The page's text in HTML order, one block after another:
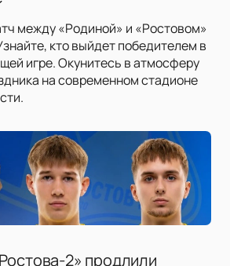
между «Родиной» и «Ростовом»
кто выйдет победителем в
игре. Окунитесь в атмосферу
на современном стадионе
2» продлили